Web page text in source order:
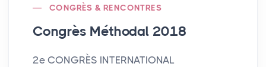
CONGRÈS & RENCONTRES
Congrès Méthodal 2018
2e CONGRÈS INTERNATIONAL